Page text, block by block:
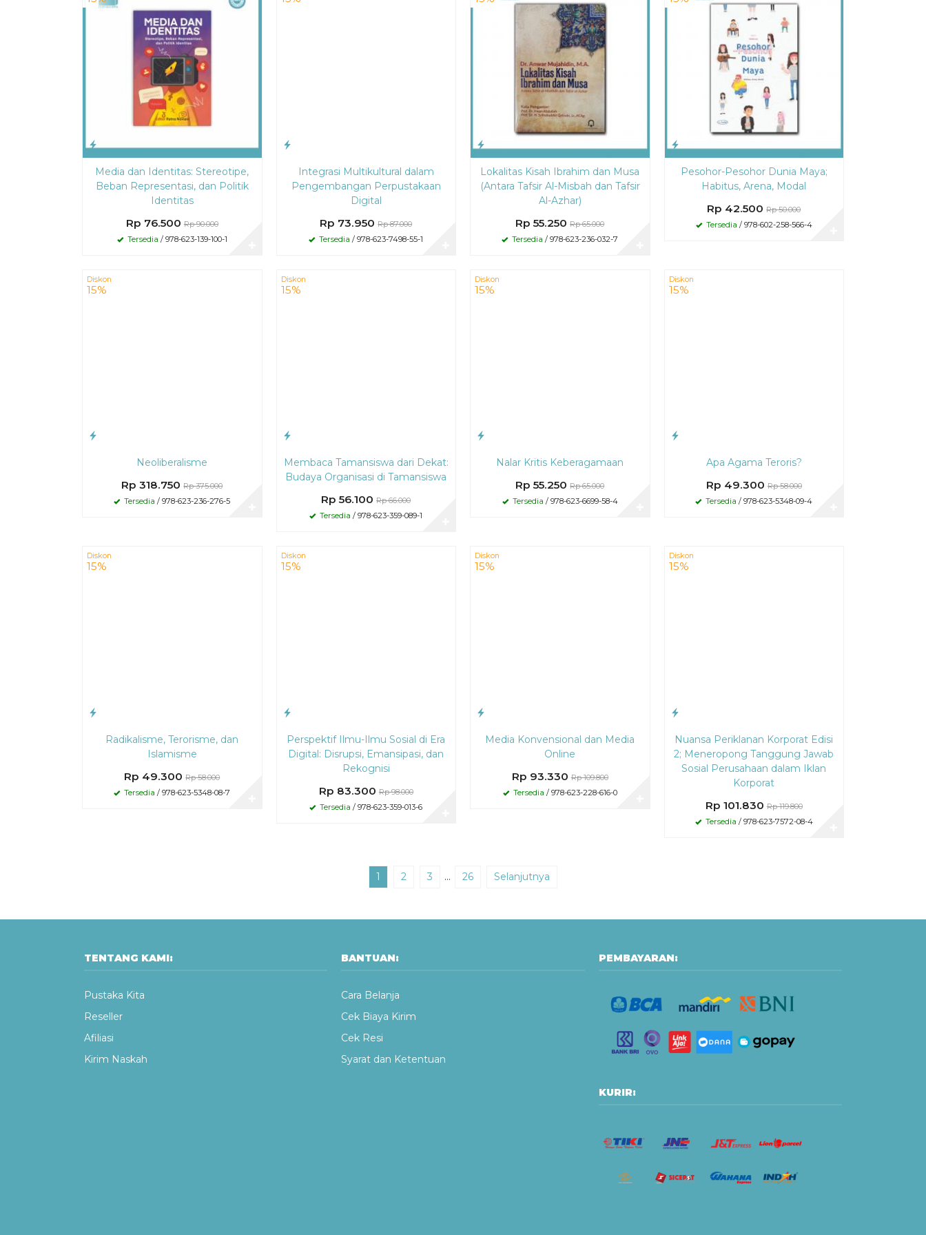
Media dan Identitas: Stereotipe,
Beban Representasi, dan Politik
Identitas
Rp 76.500 Rp 90.000
Tersedia / 978-623-139-100-1
Integrasi Multikultural dalam
Pengembangan Perpustakaan
Digital
Rp 73.950 Rp 87.000
Tersedia / 978-623-7498-55-1
Lokalitas Kisah Ibrahim dan Musa
(Antara Tafsir Al-Misbah dan Tafsir
Al-Azhar)
Rp 55.250 Rp 65.000
Tersedia / 978-623-236-032-7
Pesohor-Pesohor Dunia Maya;
Habitus, Arena, Modal
Rp 42.500 Rp 50.000
Tersedia / 978-602-258-566-4
Diskon
15%
Neoliberalisme
Rp 318.750 Rp 375.000
Tersedia / 978-623-236-276-5
Diskon
15%
Membaca Tamansiswa dari Dekat:
Budaya Organisasi di Tamansiswa
Rp 56.100 Rp 66.000
Tersedia / 978-623-359-089-1
Diskon
15%
Nalar Kritis Keberagamaan
Rp 55.250 Rp 65.000
Tersedia / 978-623-6699-58-4
Diskon
15%
Apa Agama Teroris?
Rp 49.300 Rp 58.000
Tersedia / 978-623-5348-09-4
Diskon
15%
Radikalisme, Terorisme, dan
Islamisme
Rp 49.300 Rp 58.000
Tersedia / 978-623-5348-08-7
Diskon
15%
Perspektif Ilmu-Ilmu Sosial di Era
Digital: Disrupsi, Emansipasi, dan
Rekognisi
Rp 83.300 Rp 98.000
Tersedia / 978-623-359-013-6
Diskon
15%
Media Konvensional dan Media
Online
Rp 93.330 Rp 109.800
Tersedia / 978-623-228-616-0
Diskon
15%
Nuansa Periklanan Korporat Edisi
2; Meneropong Tanggung Jawab
Sosial Perusahaan dalam Iklan
Korporat
Rp 101.830 Rp 119.800
Tersedia / 978-623-7572-08-4
1 2 3 … 26 Selanjutnya
TENTANG KAMI:
Pustaka Kita
Reseller
Afiliasi
Kirim Naskah
BANTUAN:
Cara Belanja
Cek Biaya Kirim
Cek Resi
Syarat dan Ketentuan
PEMBAYARAN:
KURIR: